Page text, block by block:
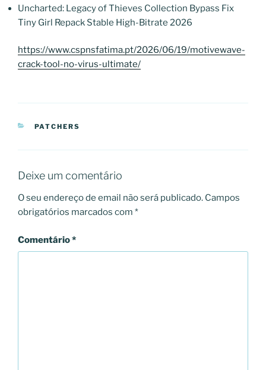
Uncharted: Legacy of Thieves Collection Bypass Fix
Tiny Girl Repack Stable High-Bitrate 2026
https://www.cspnsfatima.pt/2026/06/19/motivewave-
crack-tool-no-virus-ultimate/
CATEGORIAS
PATCHERS
Deixe um comentário
O seu endereço de email não será publicado. Campos
obrigatórios marcados com *
Comentário*